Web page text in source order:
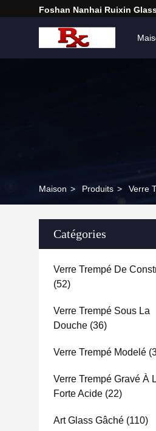
Foshan Nanhai Ruixin
Maison > Produits > Verre
Catégories
Verre Trempé De
(52)
Verre Trempé Sous La
Douche (36)
Verre Trempé Modelé
Verre Trempé Gravé À
Forte Acide (22)
Art Glass Gâché (110)